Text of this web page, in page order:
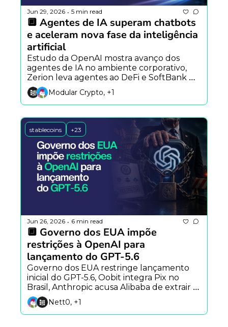
Jun 29, 2026 • 5 min read
🔲 Agentes de IA superam chatbots
e aceleram nova fase da inteligência
artificial
Estudo da OpenAI mostra avanço dos
agentes de IA no ambiente corporativo,
Zerion leva agentes ao DeFi e SoftBank
questiona planos da SpaceX para
computação orbital.
Modular Crypto, +1
stablecoins +23
Jun 26, 2026 • 6 min read
🔲 Governo dos EUA impõe
restrições à OpenAI para
lançamento do GPT-5.6
Governo dos EUA restringe lançamento
inicial do GPT-5.6, Oobit integra Pix no
Brasil, Anthropic acusa Alibaba de extrair
dados do Claude e estudo aponta que a IA
já influencia a definição de problemas.
Nett0, +1